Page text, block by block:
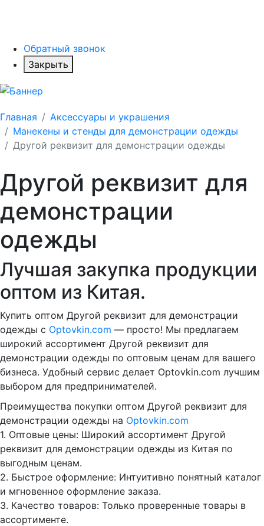
Обратный звонок
Закрыть
Главная
Аксессуары и украшения
Манекены и стенды для демонстрации одежды
Другой реквизит для демонстрации одежды
Другой реквизит для
демонстрации
одежды
Лучшая закупка продукции
оптом из Китая.
Купить оптом Другой реквизит для демонстрации
одежды с Optovkin.com — просто! Мы предлагаем
широкий ассортимент Другой реквизит для
демонстрации одежды по оптовым ценам для вашего
бизнеса. Удобный сервис делает Optovkin.com лучшим
выбором для предпринимателей.
Преимущества покупки оптом Другой реквизит для
демонстрации одежды на Optovkin.com
1.⁠ ⁠Оптовые цены: Широкий ассортимент Другой
реквизит для демонстрации одежды из Китая по
выгодным ценам.
2.⁠ ⁠Быстрое оформление: Интуитивно понятный каталог
и мгновенное оформление заказа.
3.⁠ ⁠Качество товаров: Только проверенные товары в
ассортименте.